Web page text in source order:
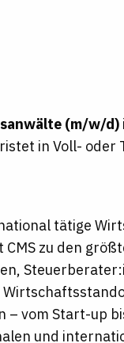
(m/w/d)
in Voll- oder
tätige
CMS zu den
– vom Start-up
und